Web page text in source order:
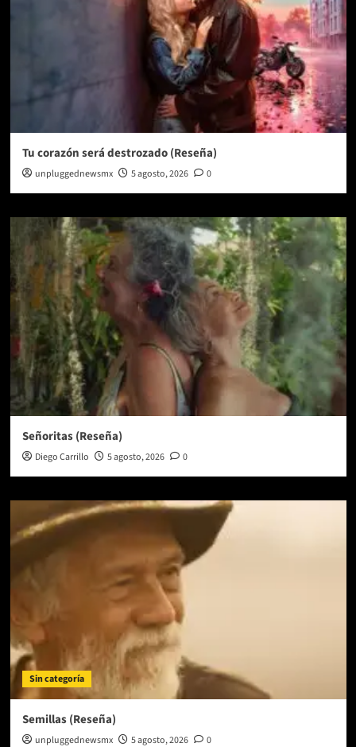
Tu corazón será destrozado (Reseña)
unpluggednewsmx 5 agosto, 2026 0
Señoritas (Reseña)
Diego Carrillo 5 agosto, 2026 0
Sin categoría
Semillas (Reseña)
unpluggednewsmx 5 agosto, 2026 0